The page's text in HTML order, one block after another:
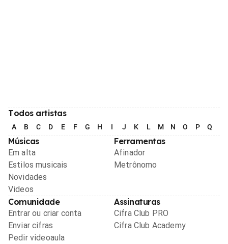
Todos artistas
A B C D E F G H I J K L M N O P Q
Músicas
Em alta
Estilos musicais
Novidades
Videos
Ferramentas
Afinador
Metrônomo
Comunidade
Entrar ou criar conta
Enviar cifras
Pedir videoaula
Assinaturas
Cifra Club PRO
Cifra Club Academy